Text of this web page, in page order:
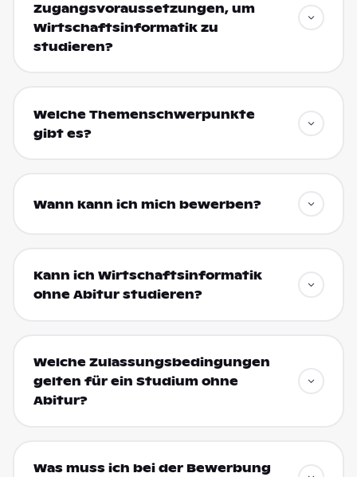
Zugangsvoraussetzungen, um
Wirtschaftsinformatik zu
studieren?
Welche Themenschwerpunkte
gibt es?
Wann kann ich mich bewerben?
Kann ich Wirtschaftsinformatik
ohne Abitur studieren?
Welche Zulassungsbedingungen
gelten für ein Studium ohne
Abitur?
Was muss ich bei der Bewerbung